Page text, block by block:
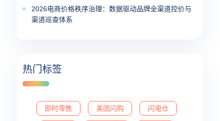
2026电商价格秩序治理：数据驱动品牌全渠道控价与
渠道巡查体系
热门标签
即时零售 美团闪购 闪电仓